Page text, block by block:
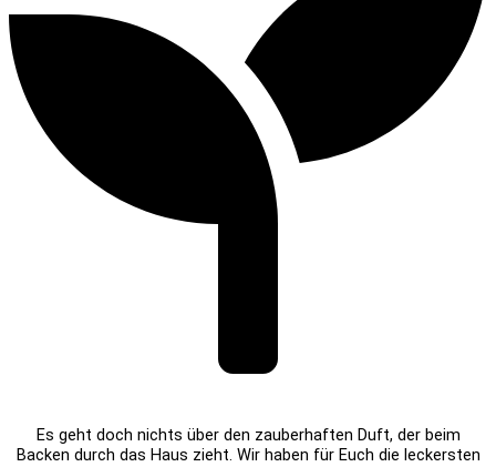
Es geht doch nichts über den zauberhaften Duft, der beim
Backen durch das Haus zieht. Wir haben für Euch die leckersten